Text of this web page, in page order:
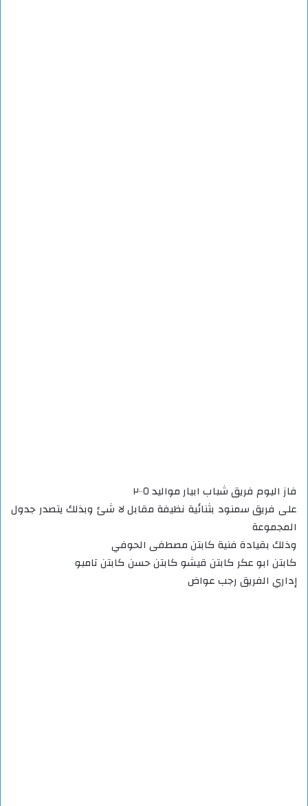
فاز اليوم فريق شباب ابيار مواليد ٢٠٠٥
على فريق سمنود بثنائية نظيفة مقابل لا شئ وبذلك يتصدر جدول
المجموعة
وذلك بقيادة فنية كابتن مصطفى الحوفي
كابتن ابو عكر كابتن قيشو كابتن حسن كابتن تامبو
إداري الفريق رجب عواض